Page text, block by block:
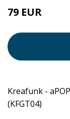
79 EUR
Kreafunk -
(KFGT04)